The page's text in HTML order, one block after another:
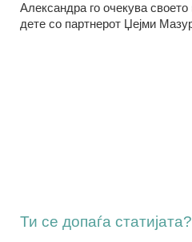
Александра го очекува своето
дете со партнерот Џејми
Ти се допаѓа